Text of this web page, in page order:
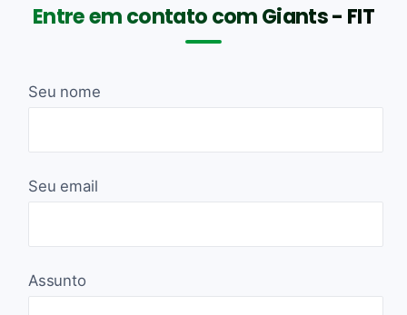
Entre em contato com Giants - FIT
Seu nome
Seu email
Assunto